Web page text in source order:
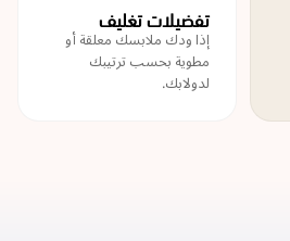
تفضيلات تغليف
إذا ودك ملابسك معلقة أو
مطوية بحسب ترتيبك
لدولابك.